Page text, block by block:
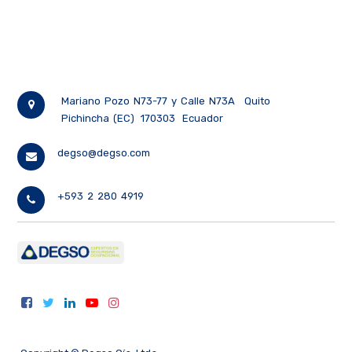
Mariano Pozo N73-77 y Calle N73A
Quito
Pichincha (EC)
170303 Ecuador
degso@degso.com
+593 2 280 4919